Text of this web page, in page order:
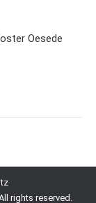
Oesede
rights reserved.